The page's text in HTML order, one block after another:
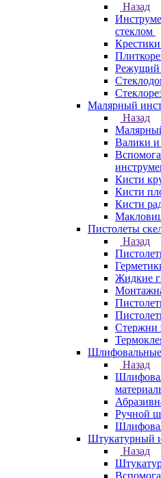
Назад
стеклом
Режущий
Малярный
Назад
Валики и
Кисти
Кисти
Кисти
Пистолеты
Назад
Жидкие
Стержни
Назад
Ручной
Штукатурный
Назад